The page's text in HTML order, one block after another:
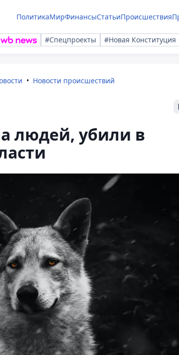
ПолитикаМирФинансыСтатьиПроисшествия
#Спецпроекты #Новая Конституция
Новости происшествий
людей, убили в